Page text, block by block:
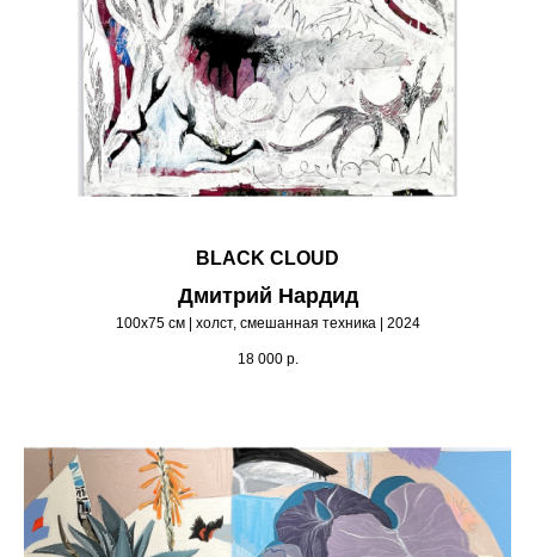
BLACK CLOUD
Дмитрий Нардид
100х75 см | холст, смешанная техника | 2024
18 000 р.